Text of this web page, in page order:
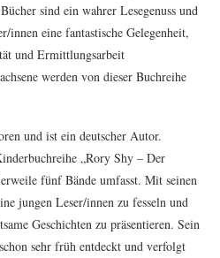
sind ein wahrer Lesegenuss und
innen eine fantastische Gelegenheit,
und Ermittlungsarbeit
werden von dieser Buchreihe
und ist ein deutscher Autor.
„Rory Shy – Der
fünf Bände umfasst. Mit seinen
jungen Leser/innen zu fesseln und
Geschichten zu präsentieren. Sein
sehr früh entdeckt und verfolgt